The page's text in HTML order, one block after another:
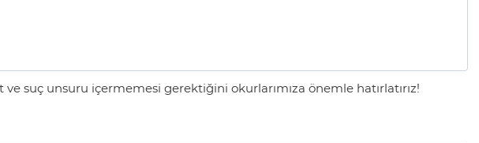
suç unsuru içermemesi gerektiğini okurlarımıza önemle hatırlatırız!